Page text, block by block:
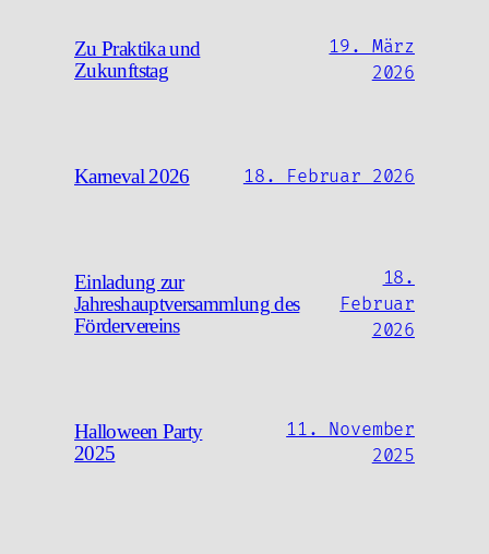
Zu Praktika und
Zukunftstag
19. März
2026
Karneval 2026 18. Februar 2026
Einladung zur
Jahreshauptversammlung des
Fördervereins
18.
Februar
2026
Halloween Party
2025
11. November
2025